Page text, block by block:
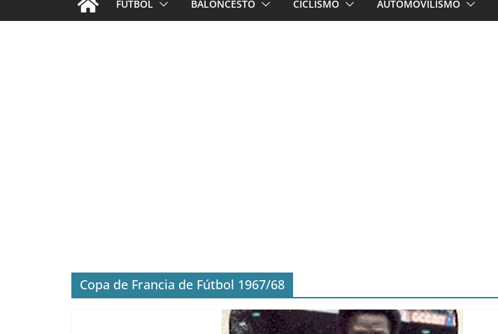
FÚTBOL BALONCESTO CICLISMO AUTOMOVILISMO
Copa de Francia de Fútbol 1967/68